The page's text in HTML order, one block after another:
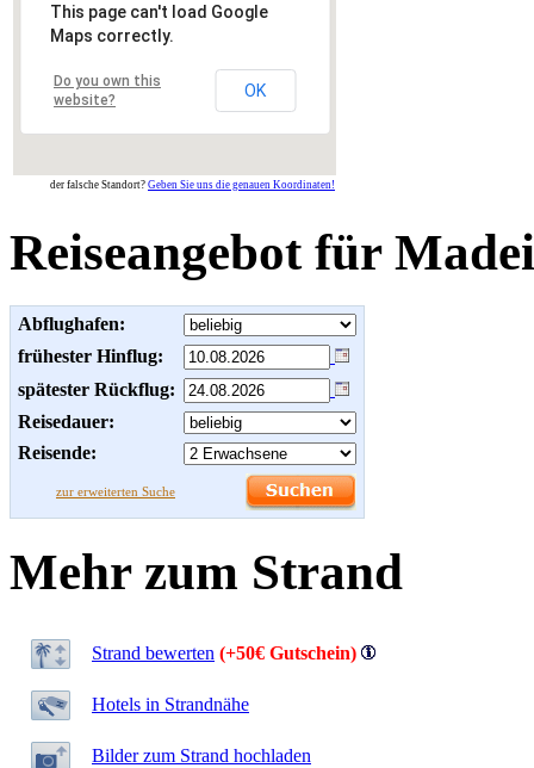
This page can't load Google
Maps correctly.
Do you own this
website?
OK
der falsche Standort? Geben Sie uns die genauen Koordinaten!
Reiseangebot für
Abflughafen:
frühester Hinflug:
spätester Rückflug:
Reisedauer:
Reisende:
zur erweiterten Suche
Mehr zum Strand
Strand bewerten (+50€ Gutschein)
Hotels in Strandnähe
Bilder zum Strand hochladen